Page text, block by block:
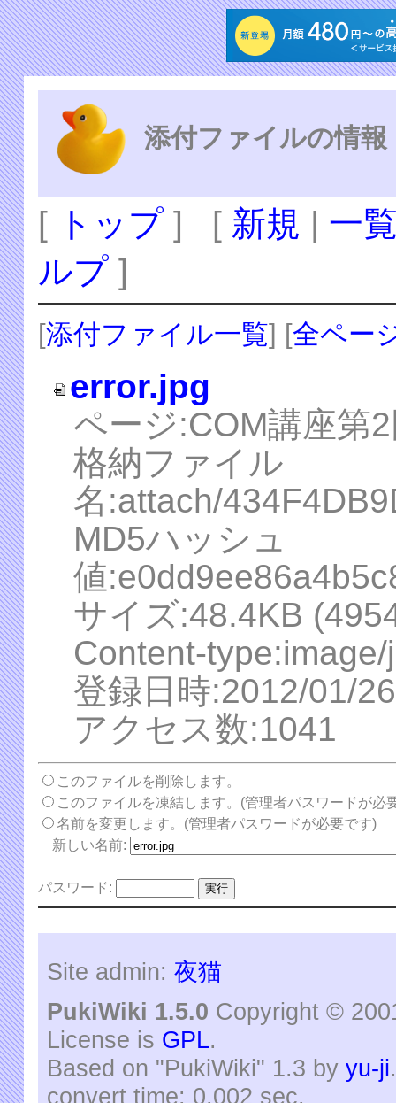
添付ファイルの情報
[ トップ ] [ 新規 | 一
ルプ ]
[添付ファイル一覧] [全ペー
error.jpg
ページ:COM講座第
格納ファイル
名:attach/
MD5ハッシュ
値
サイズ:48.4KB
Content-
登録日時:2012/01/
アクセス数:1041
このファイルを削除します。
このファイルを凍結します。(管理者パスワードが必
名前を変更します。(管理者パスワードが必要です)
新しい名前:
パスワード:
Site admin:夜猫
PukiWiki 1.5.0 Copyright ©
License is GPL.
Based on "PukiWiki" 1.3 byyu-ji
convert time: 0.002 sec.